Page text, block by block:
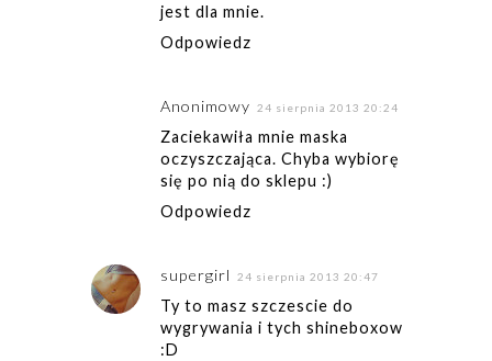
jest dla mnie.
Odpowiedz
Anonimowy 24 sierpnia 2013 20:24
Zaciekawiła mnie maska
oczyszczająca. Chyba wybiorę
się po nią do sklepu :)
Odpowiedz
supergirl 24 sierpnia 2013 20:47
Ty to masz szczescie do
wygrywania i tych shineboxow
:D